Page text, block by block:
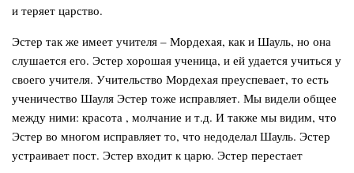
и теряет царство.
Эстер так же имеет учителя – Мордехая, как и Шауль, но она
слушается его. Эстер хорошая ученица, и ей удается учиться у
своего учителя. Учительство Мордехая преуспевает, то есть
ученичество Шауля Эстер тоже исправляет. Мы видели общее
между ними: красота , молчание и т.д. И также мы видим, что
Эстер во многом исправляет то, что недоделал Шауль. Эстер
устраивает пост. Эстер входит к царю. Эстер перестает